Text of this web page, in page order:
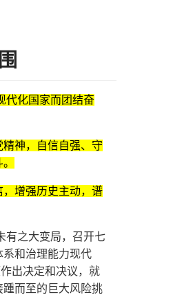
代化国家而团结奋
神，自信自强、守
增强历史主动，谱
有之大变局，召开七
和治理能力现代
出决定和决议，就
而至的巨大风险挑